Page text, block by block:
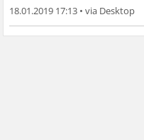
18.01.2019 17:13 •